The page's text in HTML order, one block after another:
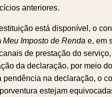
anteriores.
está disponível, o
Meu Imposto de Renda e, em
de prestação do
da declaração, por meio
pendência na declaração, o
estejam